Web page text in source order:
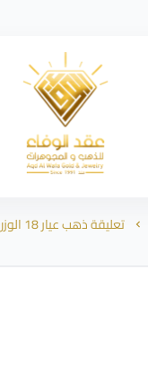
شركة عقد الوفاء
تعليقة ذهب عيار 18 الوزن 3.34 جرام